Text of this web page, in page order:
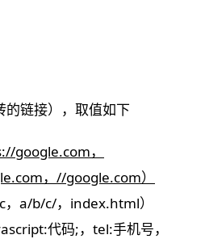
的链接），取值如下
google.com，
，//google.com）
a/b/c/，index.html）
代码;，tel:手机号，